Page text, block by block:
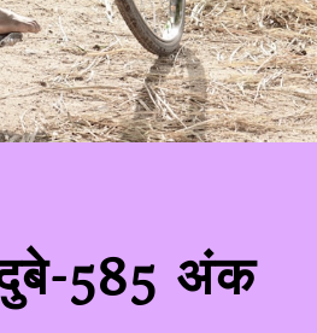
585 अंक